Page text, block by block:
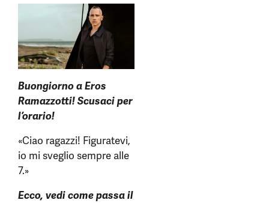
Buongiorno a Eros
Ramazzotti! Scusaci per
l’orario!
«Ciao ragazzi! Figuratevi,
io mi sveglio sempre alle
7.»
Ecco, vedi come passa il